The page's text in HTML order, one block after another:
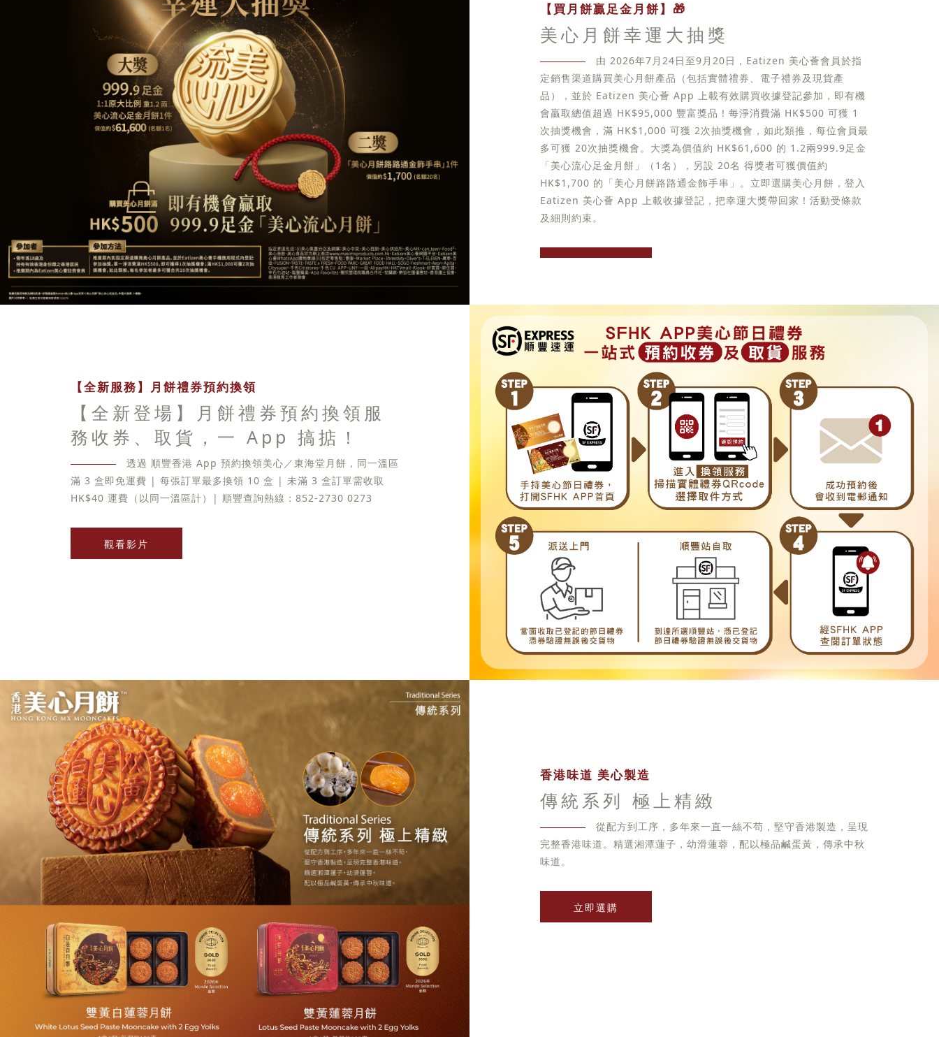
【買月餅贏足金月餅】🎁
美心月餅幸運大抽獎
由 2026年7月24日至9月20日，Eatizen 美心薈會員於指
定銷售渠道購買美心月餅產品（包括實體禮券、電子禮券及現貨產
品），並於 Eatizen 美心薈 App 上載有效購買收據登記參加，即有機
會贏取總值超過 HK$95,000 豐富獎品！每淨消費滿 HK$500 可獲 1
次抽獎機會，滿 HK$1,000 可獲 2次抽獎機會，如此類推，每位會員最
多可獲 20次抽獎機會。大獎為價值約 HK$61,600 的 1.2兩999.9足金
「美心流心足金月餅」（1名），另設 20名 得獎者可獲價值約
HK$1,700 的「美心月餅路路通金飾手串」。立即選購美心月餅，登入
Eatizen 美心薈 App 上載收據登記，把幸運大獎帶回家！活動受條款
及細則約束。
【全新服務】月餅禮券預約換領
【全新登場】月餅禮券預約換領服
務收券、取貨，一 App 搞掂！
透過 順豐香港 App 預約換領美心／東海堂月餅，同一溫區
滿 3 盒即免運費 | 每張訂單最多換領 10 盒 | 未滿 3 盒訂單需收取
HK$40 運費（以同一溫區計）| 順豐查詢熱線：852-2730 0273
觀看影片
香港味道 美心製造
傳統系列 極上精緻
從配方到工序，多年來一直一絲不苟，堅守香港製造，呈現
完整香港味道。精選湘潭蓮子，幼滑蓮蓉，配以極品鹹蛋黃，傳承中秋
味道。
立即選購